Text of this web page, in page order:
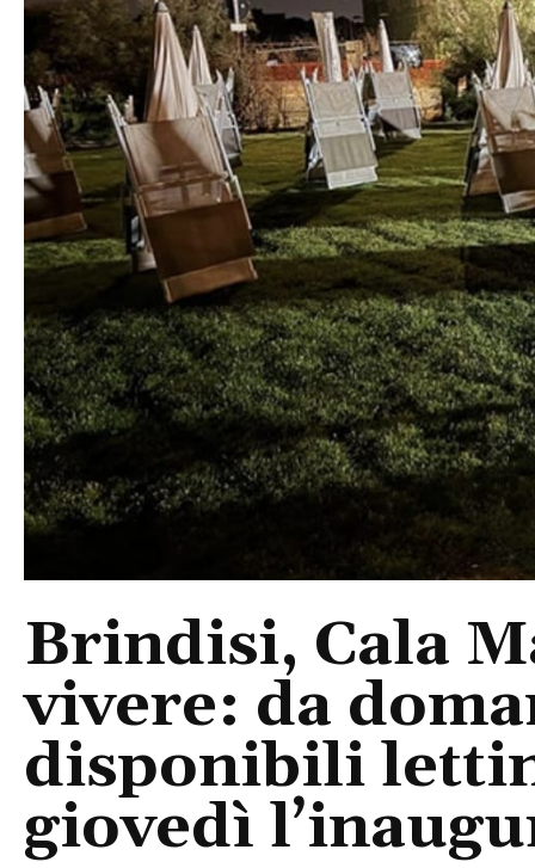
Brindisi, Cala
vivere: da
disponibili
giovedì